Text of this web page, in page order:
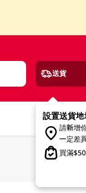
送貨
設置送貨
請新增
一定差
買滿